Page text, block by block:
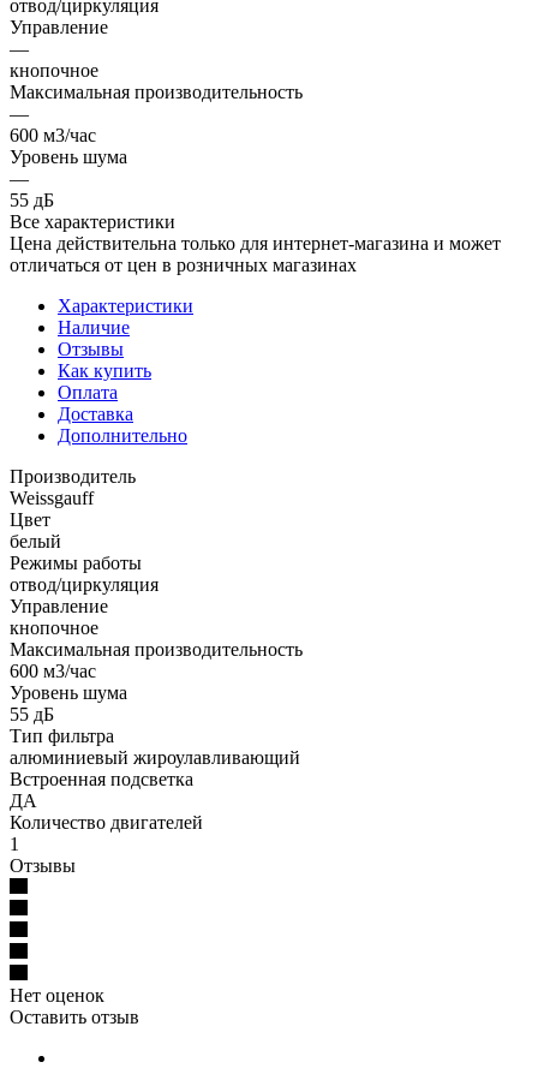
отвод/циркуляция
Управление
—
кнопочное
Максимальная производительность
—
600 м3/час
Уровень шума
—
55 дБ
Все характеристики
Цена действительна только для интернет-магазина и может
отличаться от цен в розничных магазинах
Характеристики
Наличие
Отзывы
Как купить
Оплата
Доставка
Дополнительно
Производитель
Weissgauff
Цвет
белый
Режимы работы
отвод/циркуляция
Управление
кнопочное
Максимальная производительность
600 м3/час
Уровень шума
55 дБ
Тип фильтра
алюминиевый жироулавливающий
Встроенная подсветка
ДА
Количество двигателей
1
Отзывы
Нет оценок
Оставить отзыв